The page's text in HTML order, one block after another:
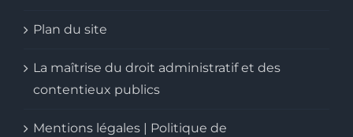
Plan du site
La maîtrise du droit administratif et des
contentieux publics
Mentions légales | Politique de